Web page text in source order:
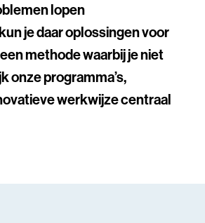
lopen
je daar oplossingen voor
een methode waarbij je niet
onze programma’s,
werkwijze centraal